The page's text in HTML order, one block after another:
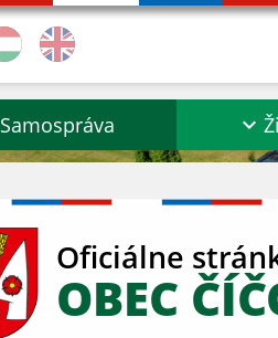
Samospráva
Oficiálne
OBEC